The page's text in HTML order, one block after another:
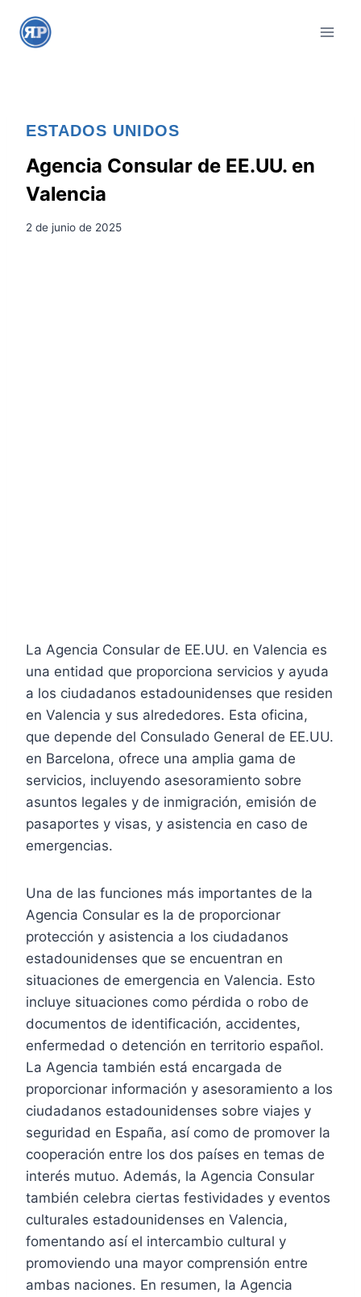
ESTADOS UNIDOS
Agencia Consular de EE.UU. en
Valencia
2 de junio de 2025
La Agencia Consular de EE.UU. en Valencia es
una entidad que proporciona servicios y ayuda
a los ciudadanos estadounidenses que residen
en Valencia y sus alrededores. Esta oficina,
que depende del Consulado General de EE.UU.
en Barcelona, ofrece una amplia gama de
servicios, incluyendo asesoramiento sobre
asuntos legales y de inmigración, emisión de
pasaportes y visas, y asistencia en caso de
emergencias.
Una de las funciones más importantes de la
Agencia Consular es la de proporcionar
protección y asistencia a los ciudadanos
estadounidenses que se encuentran en
situaciones de emergencia en Valencia. Esto
incluye situaciones como pérdida o robo de
documentos de identificación, accidentes,
enfermedad o detención en territorio español.
La Agencia también está encargada de
proporcionar información y asesoramiento a los
ciudadanos estadounidenses sobre viajes y
seguridad en España, así como de promover la
cooperación entre los dos países en temas de
interés mutuo. Además, la Agencia Consular
también celebra ciertas festividades y eventos
culturales estadounidenses en Valencia,
fomentando así el intercambio cultural y
promoviendo una mayor comprensión entre
ambas naciones. En resumen, la Agencia